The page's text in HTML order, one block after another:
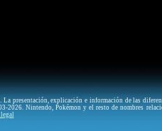
La presentación, explicación e información de las
2026. Nintendo, Pokémon y el resto de nombres